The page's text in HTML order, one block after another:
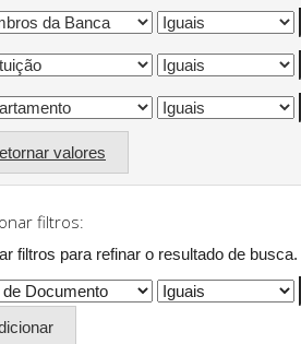
valores
filtros:
filtros para refinar o resultado de busca.